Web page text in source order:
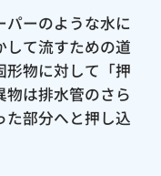
パーのような水に
して流すための道
形物に対して「押
は排水管のさら
た部分へと押し込